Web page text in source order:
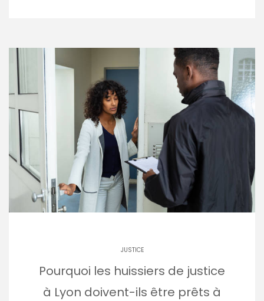
JUSTICE
Pourquoi les huissiers de justice
à Lyon doivent-ils être prêts à